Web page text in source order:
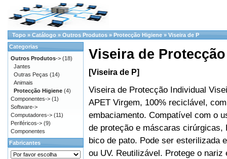
Topo » Catálogo » Outros Produtos » Protecção Higiene » Viseira de P
Viseira de
[Viseira de P]
Viseira de Protecção Individual
APET Virgem, 100% reciclável,
embaciamento. Compatível com o
de proteção e máscaras cirúrgicas,
bico de pato. Pode ser esterilizada
ou UV. Reutilizável. Protege o nariz
Categorias
Outros Produtos-> (18)
Jantes
Outras Peças (14)
Animais
Protecção Higiene (4)
Componentes-> (1)
Software->
Computadores-> (11)
Periféricos-> (9)
Componentes
Fabricantes